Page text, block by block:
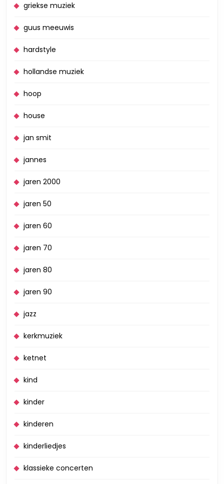
griekse muziek
guus meeuwis
hardstyle
hollandse muziek
hoop
house
jan smit
jannes
jaren 2000
jaren 50
jaren 60
jaren 70
jaren 80
jaren 90
jazz
kerkmuziek
ketnet
kind
kinder
kinderen
kinderliedjes
klassieke concerten